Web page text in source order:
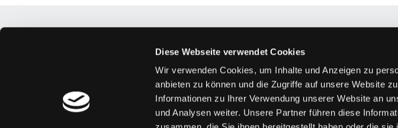
Diese Webseite verwendet Cookies
Wir verwenden Cookies, um Inhalte und Anzeigen zu
anbieten zu können und die Zugriffe auf unsere Website
Informationen zu Ihrer Verwendung unserer Website an
und Analysen weiter. Unsere Partner führen diese
Interpretación Subtitulación